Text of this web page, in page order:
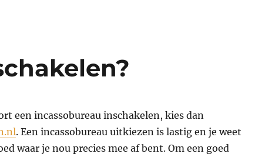
een incassobureau inschakelen, kies dan
. Een incassobureau uitkiezen is lastig en je weet
waar je nou precies mee af bent. Om een goed